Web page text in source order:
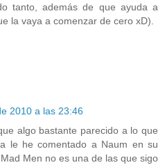
tanto, además de que ayuda a
la vaya a comenzar de cero xD).
2010 a las 23:46
algo bastante parecido a lo que
le he comentado a Naum en su
Men no es una de las que sigo